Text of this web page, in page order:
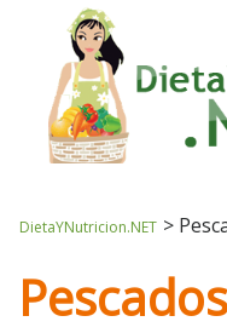
DietaYNutricion.NET >